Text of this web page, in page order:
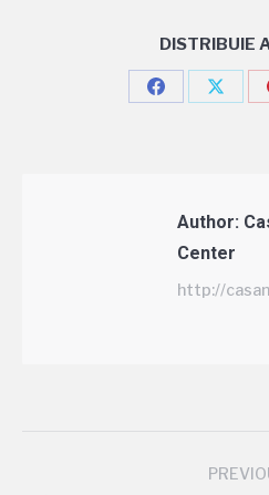
DISTRIBUIE
Author:
Center
http://